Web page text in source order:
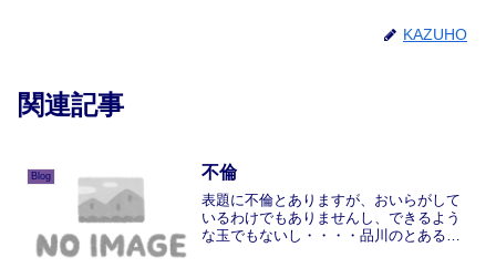
KAZUHO
関連記事
Blog 不倫
表題に不倫とありますが、おいらがして
いるわけでもありませんし、できるよう
な玉でもないし・・・・品川のとある飲